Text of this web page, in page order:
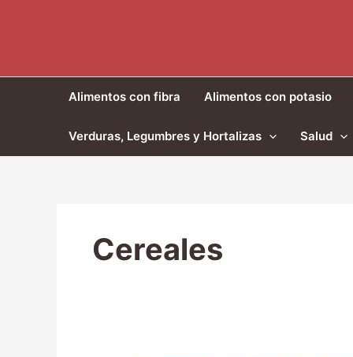
Alimentos con fibra Alimentos con potasio
Verduras, Legumbres y Hortalizas Salud
Cereales